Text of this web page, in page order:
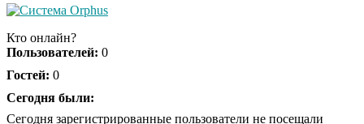
Королева вагона
Кто онлайн?
Пользователей: 0
Гостей: 0
Сегодня были:
Сегодня зарегистрированные пользователи не посещали